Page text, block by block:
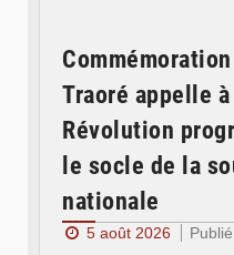
Traoré appelle
Révolution
le socle de la
nationale
5 août 2026